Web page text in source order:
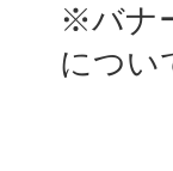
※バナ
につい